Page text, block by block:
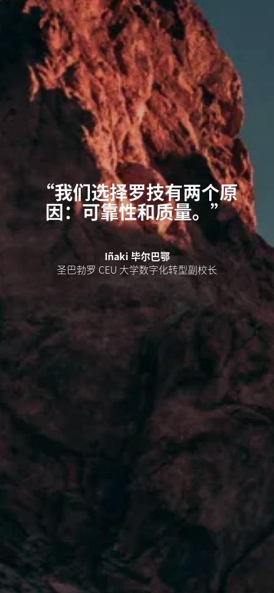
“我们选择罗技有两个原
因：可靠性和质量。”
Iñaki 毕尔巴鄂
圣巴勃罗 CEU 大学数字化转型副校长